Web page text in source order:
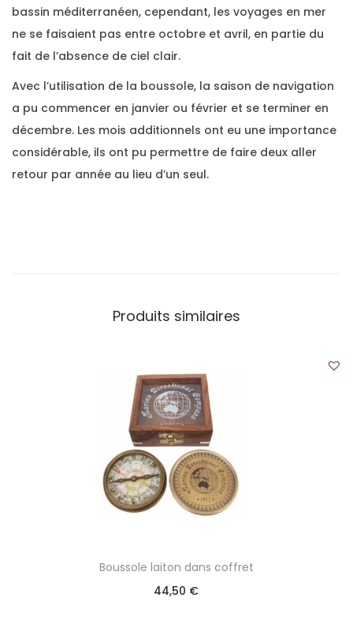
bassin méditerranéen, cependant, les voyages en mer
ne se faisaient pas entre octobre et avril, en partie du
fait de l’absence de ciel clair.
Avec l’utilisation de la boussole, la saison de navigation
a pu commencer en janvier ou février et se terminer en
décembre. Les mois additionnels ont eu une importance
considérable, ils ont pu permettre de faire deux aller
retour par année au lieu d’un seul.
Produits similaires
Boussole laiton dans coffret
44,50 €